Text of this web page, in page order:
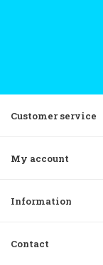
Customer service
My account
Information
Contact